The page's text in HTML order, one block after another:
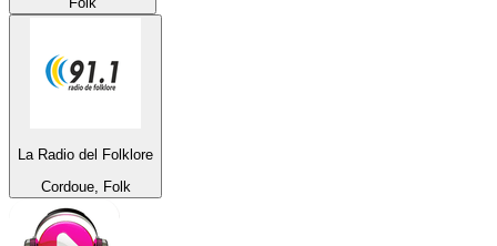
La Radio del Folklore
Cordoue, Folk